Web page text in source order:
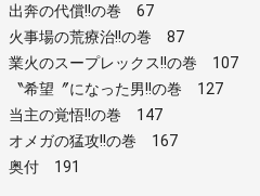
出奔の代償!!の巻 67
火事場の荒療治!!の巻 87
業火のスープレックス!!の巻 107
〝希望〞になった男!!の巻 127
当主の覚悟!!の巻 147
オメガの猛攻!!の巻 167
奥付 191